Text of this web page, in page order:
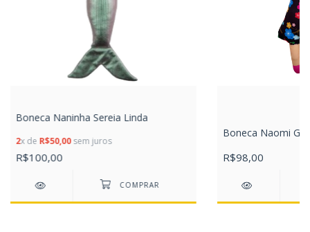
Boneca Naninha Sereia Linda
2x de R$50,00sem juros
R$100,00
Boneca Naomi G
R$98,00